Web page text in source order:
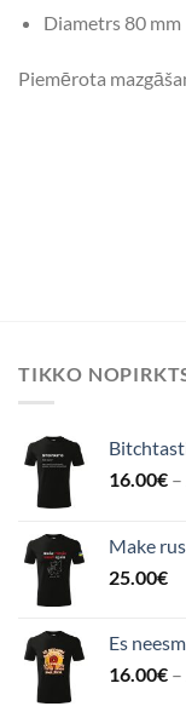
Diametrs 80 mm
Piemērota
TIKKO
16.00€ –
Make
25.00€
Es
16.00€ –